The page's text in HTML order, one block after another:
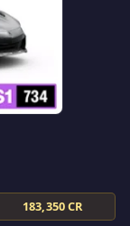
183,350 CR